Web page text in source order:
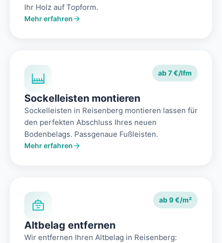
Ihr Holz auf Topform.
Mehr erfahren
ab 7 €/lfm
Sockelleisten montieren
Sockelleisten in Reisenberg montieren lassen für
den perfekten Abschluss Ihres neuen
Bodenbelags. Passgenaue Fußleisten.
Mehr erfahren
ab 9 €/m²
Altbelag entfernen
Wir entfernen Ihren Altbelag in Reisenberg: